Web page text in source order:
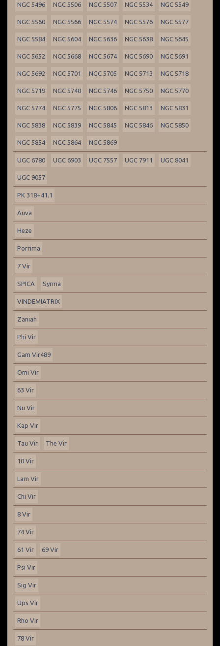
NGC 5496 NGC 5506 NGC 5507 NGC 5534 NGC 5549
NGC 5560 NGC 5566 NGC 5574 NGC 5576 NGC 5577
NGC 5584 NGC 5604 NGC 5636 NGC 5638 NGC 5645
NGC 5652 NGC 5668 NGC 5674 NGC 5690 NGC 5691
NGC 5692 NGC 5701 NGC 5705 NGC 5713 NGC 5718
NGC 5719 NGC 5740 NGC 5746 NGC 5750 NGC 5770
NGC 5774 NGC 5775 NGC 5806 NGC 5813 NGC 5831
NGC 5838 NGC 5839 NGC 5845 NGC 5846 NGC 5850
NGC 5854 NGC 5864 NGC 5869
UGC 6780 UGC 6903 UGC 7557 UGC 7911 UGC 8041
UGC 9057
PK 318+41.1
Auva
Heze
Porrima
7 Vir
SPICA Syrma
VINDEMIATRIX
Zaniah
Phi Vir
Gam Vir489
Omi Vir
63 Vir
Nu Vir
Kap Vir
Tau Vir The Vir
10 Vir
Lam Vir
Chi Vir
8 Vir
74 Vir
61 Vir 69 Vir
Psi Vir
Sig Vir
Ups Vir
Rho Vir
78 Vir